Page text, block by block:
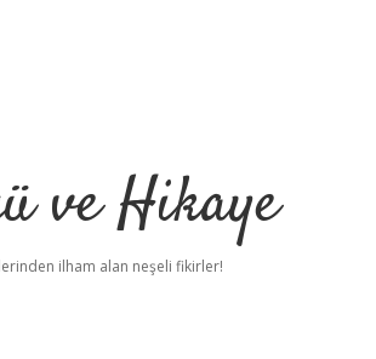
ve Hikaye
ilham alan neşeli fikirler!